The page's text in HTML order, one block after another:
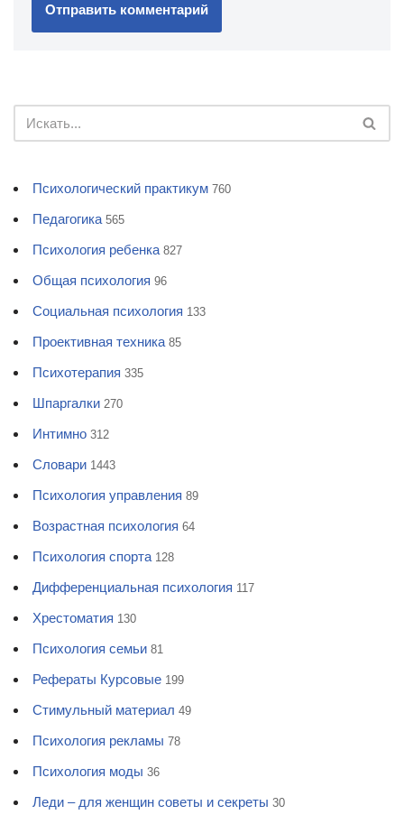
Психологический практикум 760
Педагогика 565
Психология ребенка 827
Общая психология 96
Социальная психология 133
Проективная техника 85
Психотерапия 335
Шпаргалки 270
Интимно 312
Словари 1443
Психология управления 89
Возрастная психология 64
Психология спорта 128
Дифференциальная психология 117
Хрестоматия 130
Психология семьи 81
Рефераты Курсовые 199
Стимульный материал 49
Психология рекламы 78
Психология моды 36
Леди – для женщин советы и секреты 30